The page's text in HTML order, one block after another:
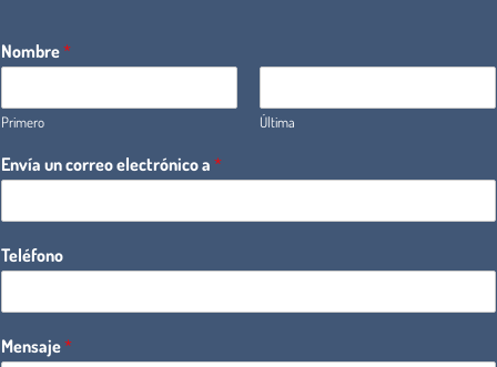
Nombre*
Primero Última
Envía un correo electrónico a *
Teléfono
Mensaje*